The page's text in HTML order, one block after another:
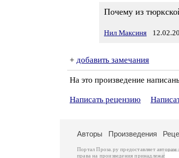
Почему из
Нил Максиня
+ добавить замечания
На это произведение
Написать рецензию
Авторы Произведения
Портал Проза.ру предоставляет
права на произведения принадлежат